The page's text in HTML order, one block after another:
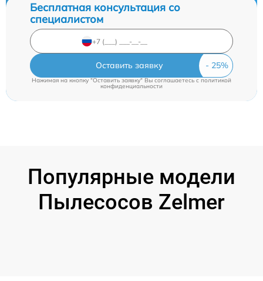
Бесплатная консультация со
специалистом
Оставить заявку
Нажимая на кнопку "Оставить заявку" Вы соглашаетесь c политикой
конфиденциальности
Популярные модели
Пылесосов Zelmer